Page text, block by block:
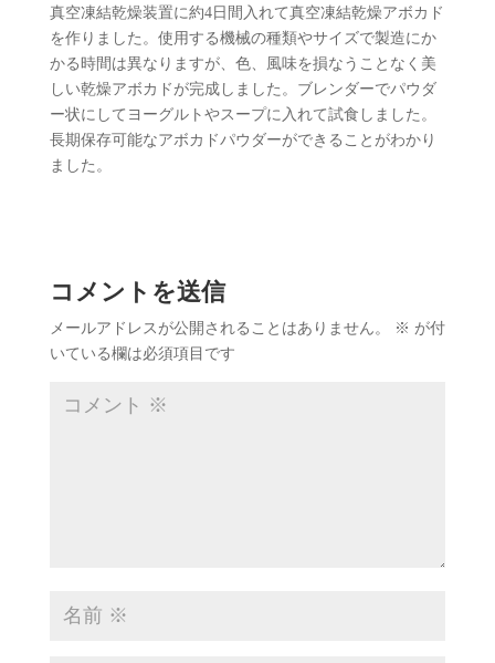
真空凍結乾燥装置に約4日間入れて真空凍結乾燥アボカド
を作りました。使用する機械の種類やサイズで製造にか
かる時間は異なりますが、色、風味を損なうことなく美
しい乾燥アボカドが完成しました。ブレンダーでパウダ
ー状にしてヨーグルトやスープに入れて試食しました。
長期保存可能なアボカドパウダーができることがわかり
ました。
コメントを送信
メールアドレスが公開されることはありません。 ※ が付
いている欄は必須項目です